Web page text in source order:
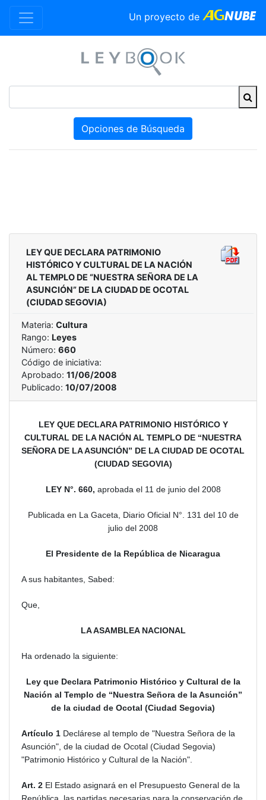
Un proyecto de
Opciones de Búsqueda
LEY QUE DECLARA PATRIMONIO
HISTÓRICO Y CULTURAL DE LA NACIÓN
AL TEMPLO DE “NUESTRA SEÑORA DE LA
ASUNCIÓN” DE LA CIUDAD DE OCOTAL
(CIUDAD SEGOVIA)
Materia: Cultura
Rango: Leyes
Número: 660
Código de iniciativa:
Aprobado: 11/06/2008
Publicado: 10/07/2008
LEY QUE DECLARA PATRIMONIO HISTÓRICO Y
CULTURAL DE LA NACIÓN AL TEMPLO DE “NUESTRA
SEÑORA DE LA ASUNCIÓN” DE LA CIUDAD DE OCOTAL
(CIUDAD SEGOVIA)
LEY N°. 660, aprobada el 11 de junio del 2008
Publicada en La Gaceta, Diario Oficial N°. 131 del 10 de
julio del 2008
El Presidente de la República de Nicaragua
A sus habitantes, Sabed:
Que,
LA ASAMBLEA NACIONAL
Ha ordenado la siguiente:
Ley que Declara Patrimonio Histórico y Cultural de la
Nación al Templo de “Nuestra Señora de la Asunción”
de la ciudad de Ocotal (Ciudad Segovia)
Artículo 1 Declárese al templo de "Nuestra Señora de la
Asunción", de la ciudad de Ocotal (Ciudad Segovia)
"Patrimonio Histórico y Cultural de la Nación".
Art. 2 El Estado asignará en el Presupuesto General de la